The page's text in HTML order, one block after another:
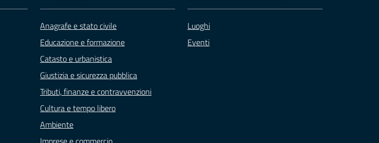
Anagrafe e stato civile
Educazione e formazione
Catasto e urbanistica
Giustizia e sicurezza pubblica
Tributi, finanze e contravvenzioni
Cultura e tempo libero
Ambiente
Luoghi
Eventi